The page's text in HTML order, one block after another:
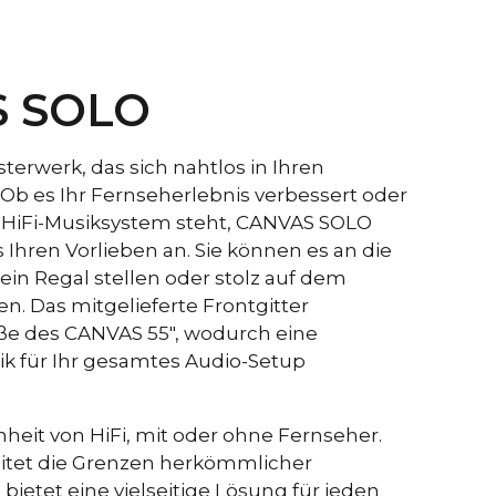
Vielzahl von Faktoren eine Rolle, wesentlich ist
über satte 23 Liter effektives Akustikvolumen
mit 2 x 6,5" Bass-/Mitteltönern und 2 x 5x8"
HiFi ist daher hocheffizient und spielt lauter
als herkömmliche Soundbars.
Bit / 192 kHz
Hz
SOLO
das sich nahtlos in Ihren
es Ihr Fernseherlebnis verbessert oder
Musiksystem steht, CANVAS SOLO
Vorlieben an. Sie können es an die
Regal stellen oder stolz auf dem
Das mitgelieferte Frontgitter
des CANVAS 55", wodurch eine
für Ihr gesamtes Audio-Setup
von HiFi, mit oder ohne Fernseher.
die Grenzen herkömmlicher
eine vielseitige Lösung für jeden